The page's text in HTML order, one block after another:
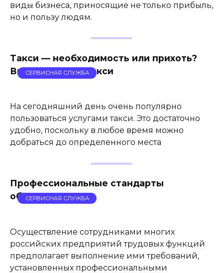
виды бизнеса, приносящие не только прибыль,
но и пользу людям.
Такси — необходимость или прихоть?
Виды и классы такси
СЕРВИСНАЯ СЛУЖБА
На сегодняшний день очень популярно
пользоваться услугами такси. Это достаточно
удобно, поскольку в любое время можно
добраться до определенного места
Профессиональные стандарты
обслуживания
СЕРВИСНАЯ СЛУЖБА
Осуществление сотрудниками многих
российских предприятий трудовых функций
предполагает выполнение ими требований,
установленных профессиональными